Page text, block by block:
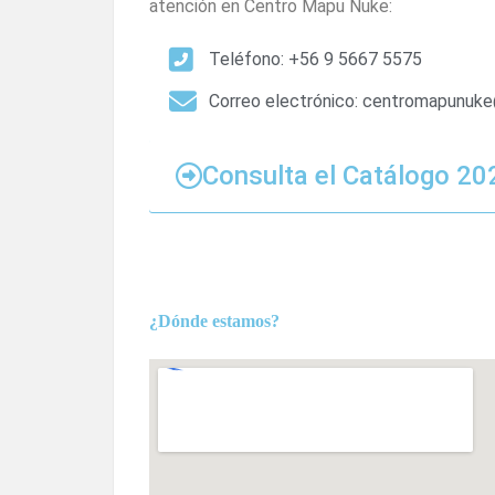
atención en Centro Mapu Ñuke:
Teléfono: +56 9 5667 5575
Correo electrónico:
Consulta el Catálogo
¿Dónde estamos?